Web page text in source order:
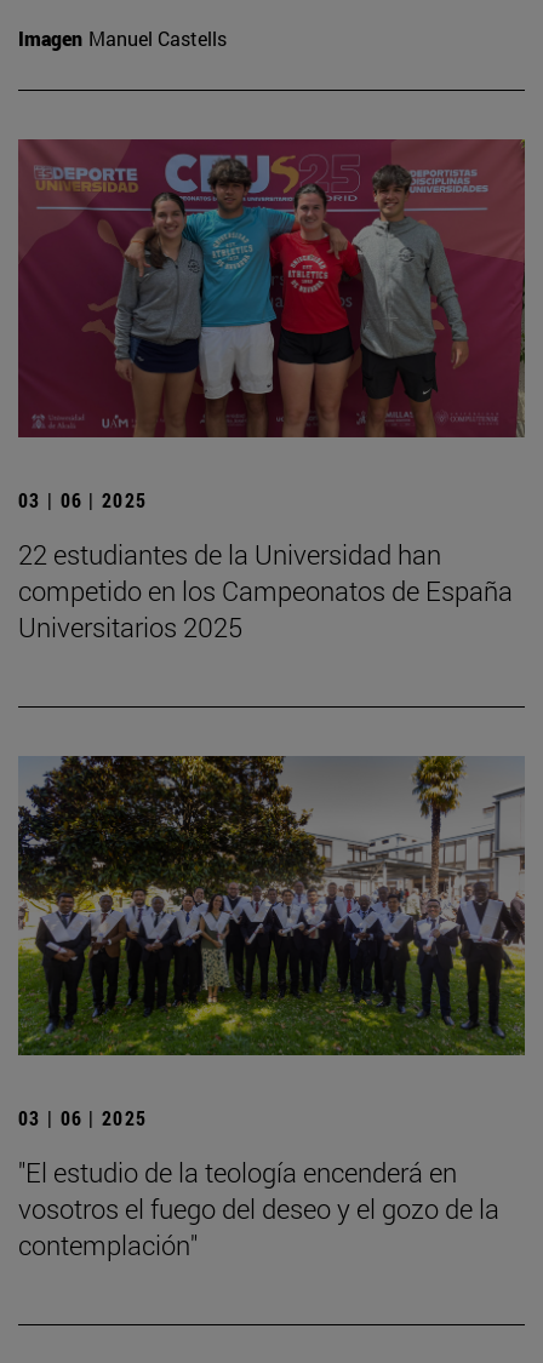
Imagen Manuel Castells
03 | 06 | 2025
22 estudiantes de la Universidad han
competido en los Campeonatos de España
Universitarios 2025
03 | 06 | 2025
"El estudio de la teología encenderá en
vosotros el fuego del deseo y el gozo de la
contemplación"